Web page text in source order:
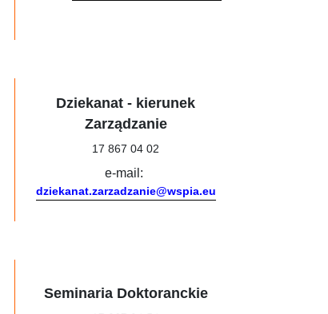
Dziekanat - kierunek
Zarządzanie
17 867 04 02
e-mail:
dziekanat.zarzadzanie@wspia.eu
Seminaria Doktoranckie